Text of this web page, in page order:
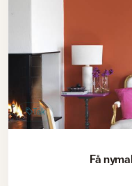
Tak
Få